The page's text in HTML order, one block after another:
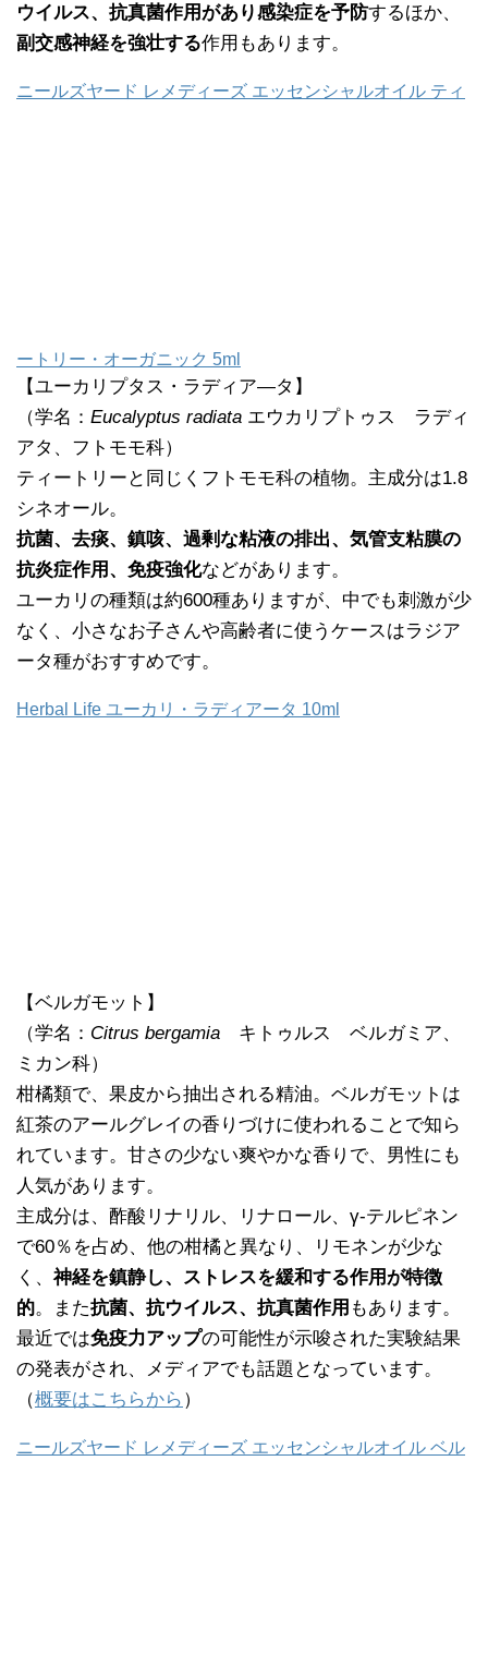
ウイルス、抗真菌作用があり感染症を予防するほか、
副交感神経を強壮する作用もあります。
ニールズヤード レメディーズ エッセンシャルオイル ティ
ートリー・オーガニック 5ml
【ユーカリプタス・ラディア―タ】
（学名： Eucalyptus radiata エウカリプトゥス ラディ
アタ、フトモモ科）
ティートリーと同じくフトモモ科の植物。主成分は1.8
シネオール。
抗菌、去痰、鎮咳、過剰な粘液の排出、気管支粘膜の
抗炎症作用、免疫強化などがあります。
ユーカリの種類は約600種ありますが、中でも刺激が少
なく、小さなお子さんや高齢者に使うケースはラジア
ータ種がおすすめです。
Herbal Life ユーカリ・ラディアータ 10ml
【ベルガモット】
（学名： Citrus bergamia キトゥルス ベルガミア、
ミカン科）
柑橘類で、果皮から抽出される精油。ベルガモットは
紅茶のアールグレイの香りづけに使われることで知ら
れています。甘さの少ない爽やかな香りで、男性にも
人気があります。
主成分は、酢酸リナリル、リナロール、γ‐テルピネン
で60％を占め、他の柑橘と異なり、リモネンが少な
く、神経を鎮静し、ストレスを緩和する作用が特徴
的。また抗菌、抗ウイルス、抗真菌作用 もあります。
最近では免疫力アップの可能性が示唆された実験結果
の発表がされ、メディアでも話題となっています。
（概要はこちらから ）
ニールズヤード レメディーズ エッセンシャルオイル ベル